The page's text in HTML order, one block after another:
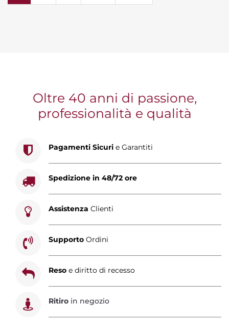
Oltre 40 anni di passione,
professionalità e qualità
Pagamenti Sicuri e Garantiti
Spedizione in 48/72 ore
Assistenza Clienti
Supporto Ordini
Reso e diritto di recesso
Ritiro in negozio